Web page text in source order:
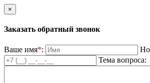
×
Заказать обратный звонок
Ваше имя*:
Тема вопроса: